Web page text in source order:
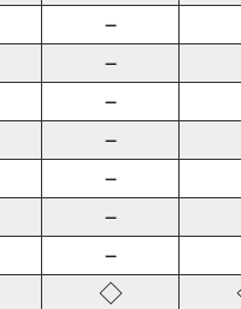
－
－
－
－
－
－
－
◇